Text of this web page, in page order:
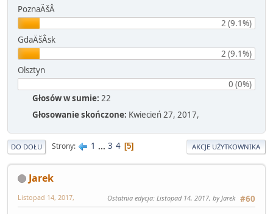
PoznaÄšÂ
2 (9.1%)
GdaÄšÂsk
2 (9.1%)
Olsztyn
0 (0%)
Głosów w sumie: 22
Głosowanie skończone: Kwiecień 27, 2017,
DO DOŁU Strony 1 ... 3 4 5 AKCJE UŻYTKOWNIKA
Jarek
#60
Listopad 14, 2017, Ostatnia edycja: Listopad 14, 2017, by Jarek